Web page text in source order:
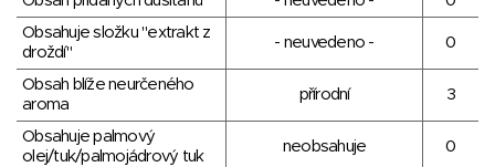
Obsahuje složku "extrakt z
droždí"
- neuvedeno - 0
Obsah blíže neurčeného
aroma
přírodní 3
Obsahuje palmový
olej/tuk/palmojádrový tuk
neobsahuje 0